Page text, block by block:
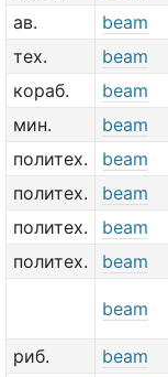
ав.
beam
тех.
beam
кораб.
beam
мин.
beam
политех.
beam
политех.
beam
политех.
beam
политех.
beam
beam
риб.
beam